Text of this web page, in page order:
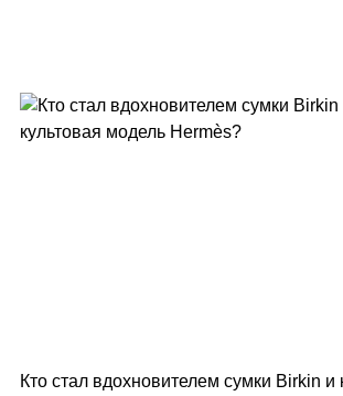
Кто стал вдохновителем сумки Birkin и